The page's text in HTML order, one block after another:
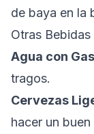
de baya en la
Otras Bebidas
Agua con
tragos.
Cervezas
hacer un